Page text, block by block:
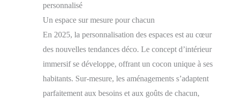
personnalisé
Un espace sur mesure pour chacun
En 2025, la personnalisation des espaces est au cœur
des nouvelles tendances déco. Le concept d’intérieur
immersif se développe, offrant un cocon unique à ses
habitants. Sur-mesure, les aménagements s’adaptent
parfaitement aux besoins et aux goûts de chacun,